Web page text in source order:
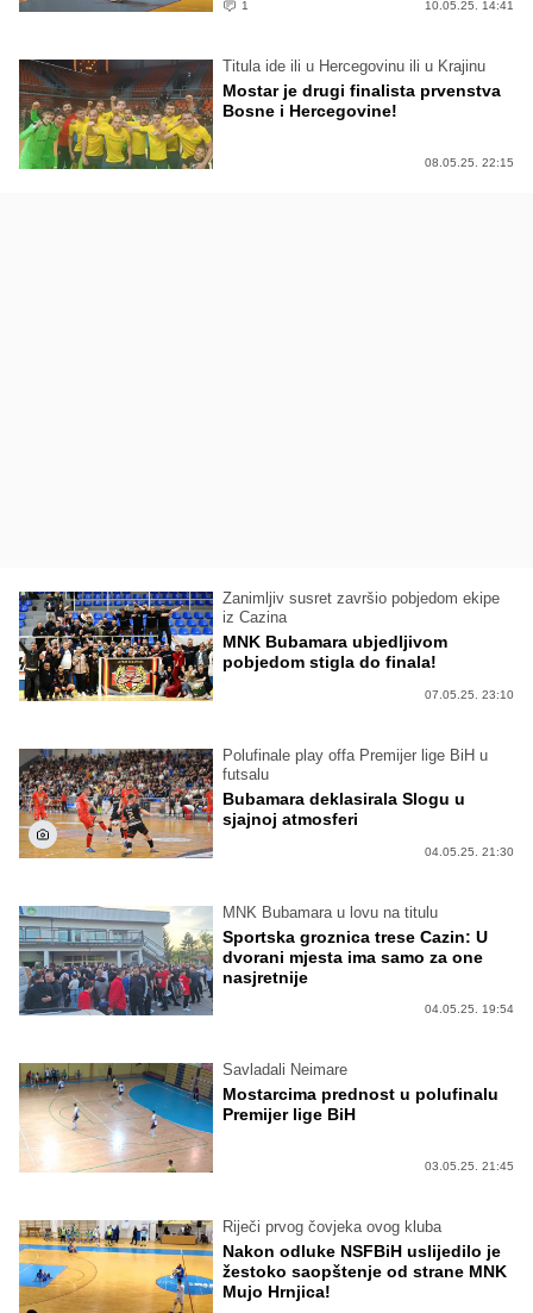
1 10.05.25. 14:41
Titula ide ili u Hercegovinu ili u Krajinu
Mostar je drugi finalista prvenstva
Bosne i Hercegovine!
08.05.25. 22:15
Zanimljiv susret završio pobjedom ekipe
iz Cazina
MNK Bubamara ubjedljivom
pobjedom stigla do finala!
07.05.25. 23:10
Polufinale play offa Premijer lige BiH u
futsalu
Bubamara deklasirala Slogu u
sjajnoj atmosferi
04.05.25. 21:30
MNK Bubamara u lovu na titulu
Sportska groznica trese Cazin: U
dvorani mjesta ima samo za one
nasjretnije
04.05.25. 19:54
Savladali Neimare
Mostarcima prednost u polufinalu
Premijer lige BiH
03.05.25. 21:45
Riječi prvog čovjeka ovog kluba
Nakon odluke NSFBiH uslijedilo je
žestoko saopštenje od strane MNK
Mujo Hrnjica!